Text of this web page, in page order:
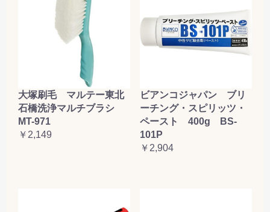
大塚刷毛 マルテー東北
石橋洗浄マルチブラシ
MT-971
￥2,149
ビアンコジャパン ブリ
ーチング・スピリッツ・
ペースト 400g BS-
101P
￥2,904